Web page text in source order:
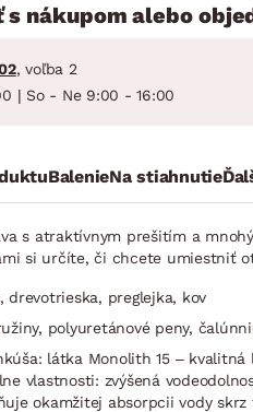
s nákupom alebo
, voľba 2
| So - Ne 9:00 - 16:00
BalenieNa stiahnutie
s atraktívnym prešitím a
si určíte, či chcete umiestniť
drevotrieska, preglejka, kov
polyuretánové peny,
látka Monolith 15 – kvalitná
vlastnosti: zvýšená
okamžitej absorpcii vody